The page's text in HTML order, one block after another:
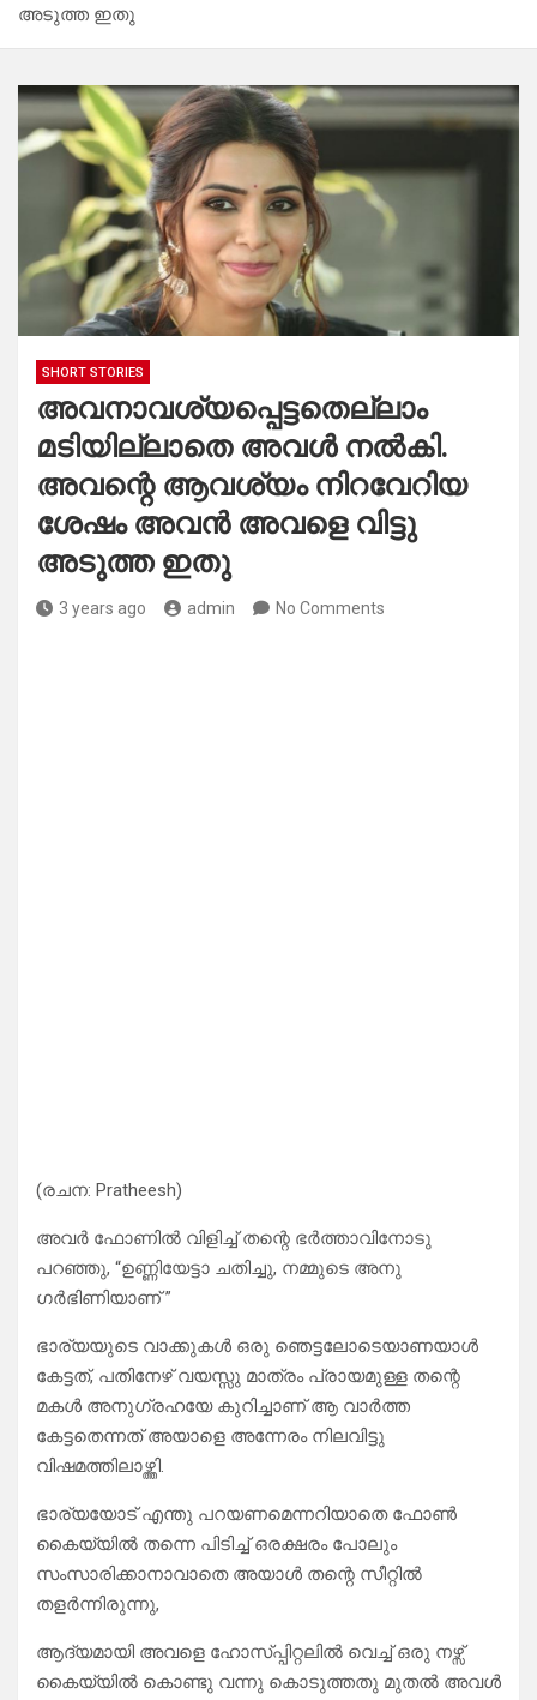
അടുത്ത ഇതു
SHORT STORIES
അവനാവശ്യപ്പെട്ടതെല്ലാം
മടിയില്ലാതെ അവൾ നൽകി.
അവന്റെ ആവശ്യം നിറവേറിയ
ശേഷം അവൻ അവളെ വിട്ടു
അടുത്ത ഇതു
3 years ago admin No Comments
(രചന: Pratheesh)
അവർ ഫോണിൽ വിളിച്ച് തന്റെ ഭർത്താവിനോടു
പറഞ്ഞു, “ഉണ്ണിയേട്ടാ ചതിച്ചു, നമ്മുടെ അനു
ഗർഭിണിയാണ് ”
ഭാര്യയുടെ വാക്കുകൾ ഒരു ഞെട്ടലോടെയാണയാൾ
കേട്ടത്, പതിനേഴ് വയസ്സു മാത്രം പ്രായമുള്ള തന്റെ
മകൾ അനുഗ്രഹയേ കുറിച്ചാണ് ആ വാർത്ത
കേട്ടതെന്നത് അയാളെ അന്നേരം നിലവിട്ടു
വിഷമത്തിലാഴ്ത്തി.
ഭാര്യയോട് എന്തു പറയണമെന്നറിയാതെ ഫോൺ
കൈയ്യിൽ തന്നെ പിടിച്ച് ഒരക്ഷരം പോലും
സംസാരിക്കാനാവാതെ അയാൾ തന്റെ സീറ്റിൽ
തളർന്നിരുന്നു,
ആദ്യമായി അവളെ ഹോസ്പ്പിറ്റലിൽ വെച്ച് ഒരു നഴ്സ്
കൈയ്യിൽ കൊണ്ടു വന്നു കൊടുത്തതു മുതൽ അവൾ